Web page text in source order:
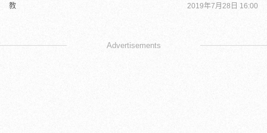
教 2019年7月28日 16:00
Advertisements